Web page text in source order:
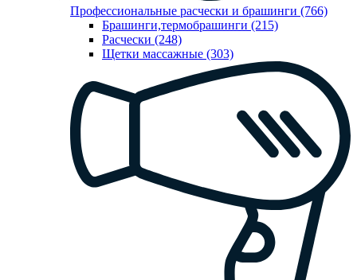
Профессиональные расчески и брашинги (766)
Брашинги,термобрашинги (215)
Расчески (248)
Щетки массажные (303)